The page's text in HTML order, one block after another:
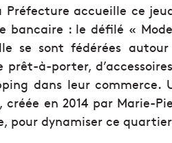
Préfecture accueille ce
bancaire : le défilé «
se sont fédérées
à-porter,
dans leur commerce.
créée en 2014 par Marie-
pour dynamiser ce